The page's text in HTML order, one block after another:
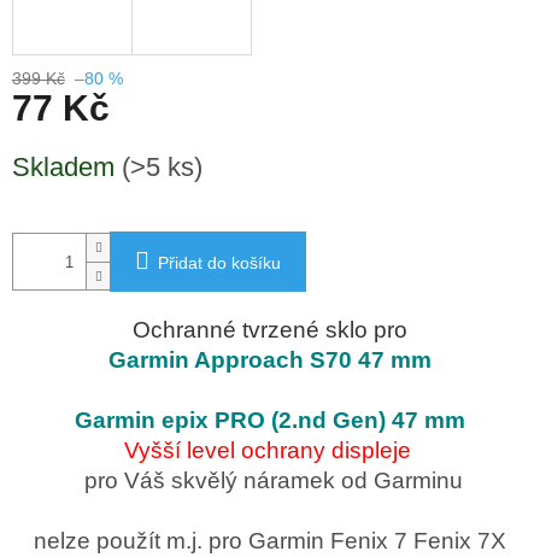
399 Kč –80 %
77 Kč
cena:
Skladem (>5 ks)
Přidat do košíku
Ochranné tvrzené sklo pro
Garmin Approach S70 47 mm
Garmin epix PRO (2.nd Gen) 47 mm
Vyšší level ochrany displeje
pro Váš skvělý náramek od Garminu
nelze použít m.j. pro Garmin Fenix 7 Fenix 7X